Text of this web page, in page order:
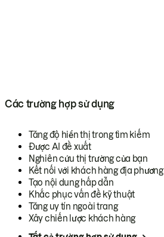
Các trường hợp sử dụng
Tăng độ hiển thị trong tìm kiếm
Được AI đề xuất
Nghiên cứu thị trường của bạn
Kết nối với khách hàng địa phương
Tạo nội dung hấp dẫn
Khắc phục vấn đề kỹ thuật
Tăng uy tín ngoài trang
Xây chiến lược khách hàng